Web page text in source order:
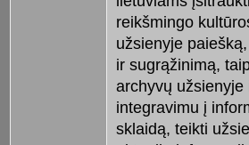
reikšmingo
užsienyje
ir sugrąžinimą,
archyvų užsienyje
integravimu į
sklaidą, teikti